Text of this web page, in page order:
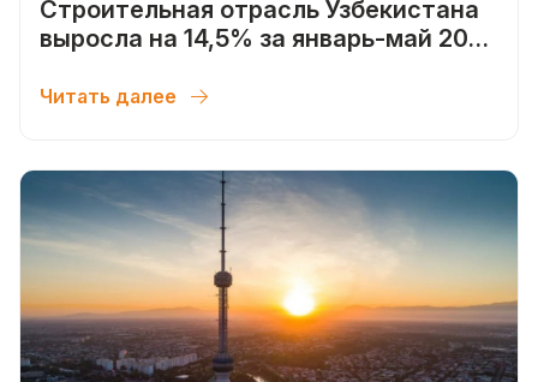
Строительная отрасль Узбекистана
выросла на 14,5% за январь-май 2026
Читать далее